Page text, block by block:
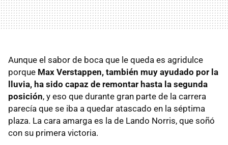
Aunque el sabor de boca que le queda es agridulce
porque Max Verstappen, también muy ayudado por la
lluvia, ha sido capaz de remontar hasta la segunda
posición, y eso que durante gran parte de la carrera
parecía que se iba a quedar atascado en la séptima
plaza. La cara amarga es la de Lando Norris, que soñó
con su primera victoria.